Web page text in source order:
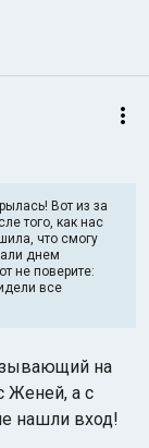
Вот из за
того, как нас
что смогу
днем
не поверите:
все
на
Женей, а с
нашли вход!